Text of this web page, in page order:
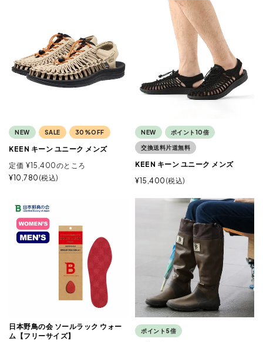
NEW SALE 30%OFF
KEEN キーン ユニーク メンズ
定価 ¥15,400のところ
¥10,780 税込
NEW ポイント10倍
交換送料片道無料
KEEN キーン ユニーク メンズ
¥15,400 税込
日本野鳥の会 ソールラック ウォー
ム【フリーサイズ】
ポイント5倍